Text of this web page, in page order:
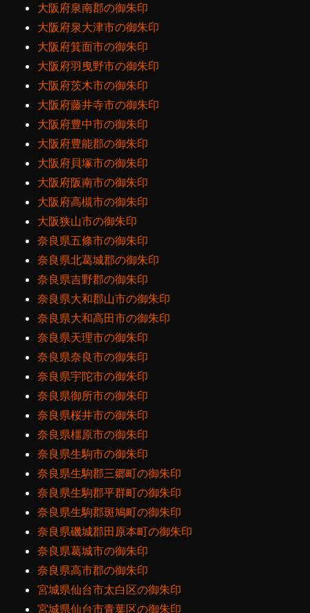
大阪府泉南郡の御朱印
大阪府泉大津市の御朱印
大阪府箕面市の御朱印
大阪府羽曳野市の御朱印
大阪府茨木市の御朱印
大阪府藤井寺市の御朱印
大阪府豊中市の御朱印
大阪府豊能郡の御朱印
大阪府貝塚市の御朱印
大阪府阪南市の御朱印
大阪府高槻市の御朱印
大阪狭山市の御朱印
奈良県五條市の御朱印
奈良県北葛城郡の御朱印
奈良県吉野郡の御朱印
奈良県大和郡山市の御朱印
奈良県大和高田市の御朱印
奈良県天理市の御朱印
奈良県奈良市の御朱印
奈良県宇陀市の御朱印
奈良県御所市の御朱印
奈良県桜井市の御朱印
奈良県橿原市の御朱印
奈良県生駒市の御朱印
奈良県生駒郡三郷町の御朱印
奈良県生駒郡平群町の御朱印
奈良県生駒郡斑鳩町の御朱印
奈良県磯城郡田原本町の御朱印
奈良県葛城市の御朱印
奈良県高市郡の御朱印
宮城県仙台市太白区の御朱印
宮城県仙台市青葉区の御朱印